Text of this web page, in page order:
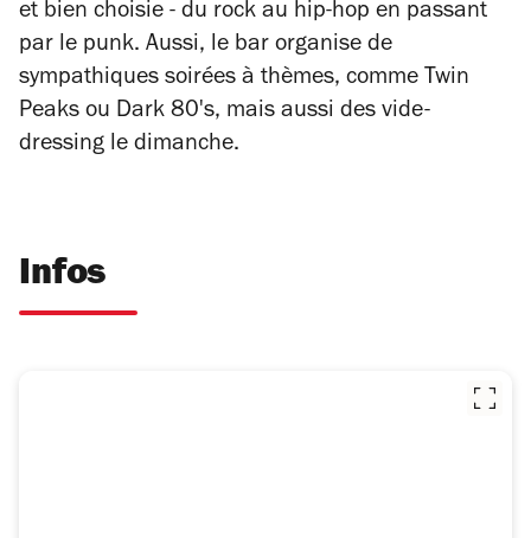
et bien choisie - du rock au hip-hop en passant
par le punk. Aussi, le bar organise de
sympathiques soirées à thèmes, comme Twin
Peaks ou Dark 80's, mais aussi des vide-
dressing le dimanche.
Infos